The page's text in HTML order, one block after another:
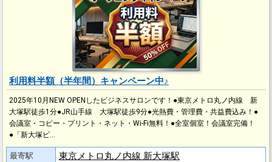
利用料半額（半年間）キャンペーン中♪
2025年10月NEW OPENしたビジネスサロンです！●東京メトロ丸ノ内線 新
大塚駅徒歩1分●JR山手線 大塚駅徒歩9分●光熱費・管理費・共益費込み！●
会議室・コピー・プリント・ネット・Wi-Fi無料！●全室個室！会議室完備！
●「新大塚ビ…
最寄駅
東京メトロ丸ノ内線 新大塚駅